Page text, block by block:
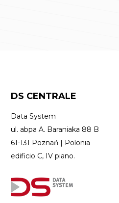
DS CENTRALE
Data System
ul. abpa A. Baraniaka 88 B
61-131 Poznań | Polonia
edificio C, IV piano.